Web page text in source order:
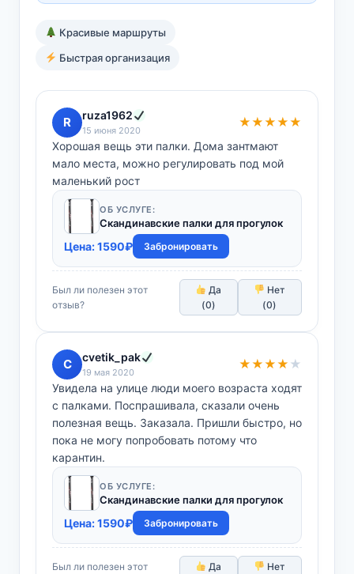
Красивые маршруты
Быстрая организация
R ruza1962
15 июня 2020
★★★★★
Хорошая вещь эти палки. Дома зантмают
мало места, можно регулировать под мой
маленький рост
ОБ УСЛУГЕ:
Скандинавские палки для прогулок
Цена:1590₽ Забронировать
Был ли полезен этот
отзыв?
Да
(0)
Нет
(0)
C cvetik_pak
19 мая 2020
★★★★ ★
Увидела на улице люди моего возраста ходят
с палками. Поспрашивала, сказали очень
полезная вещь. Заказала. Пришли быстро, но
пока не могу попробовать потому что
карантин.
ОБ УСЛУГЕ:
Скандинавские палки для прогулок
Цена:1590₽ Забронировать
Был ли полезен этот
Да
Нет